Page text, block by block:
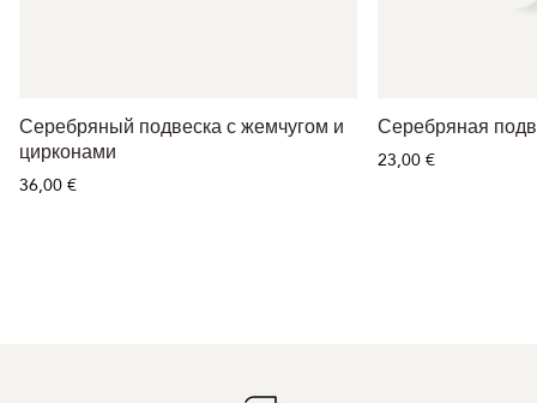
Серебряный подвеска с жемчугом и
цирконами
36,00 €
Серебряная
23,00 €